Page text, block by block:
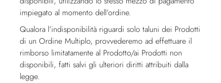
impiegato al momento dell’ordine.
Qualora l’indisponibilità riguardi solo taluni dei Prodotti
di un Ordine Multiplo, provvederemo ad effettuare il
rimborso limitatamente al Prodotto/ai Prodotti non
disponibili, fatti salvi gli ulteriori diritti attribuiti dalla
legge.